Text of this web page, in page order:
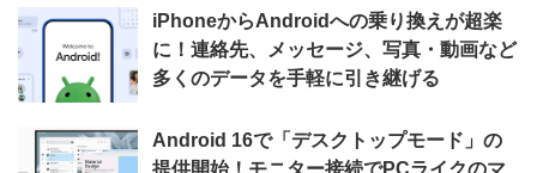
iPhoneからAndroidへの乗り換えが超楽
に！連絡先、メッセージ、写真・動画など
多くのデータを手軽に引き継げる
Android 16で「デスクトップモード」の
提供開始！モニター接続でPCライクのマ